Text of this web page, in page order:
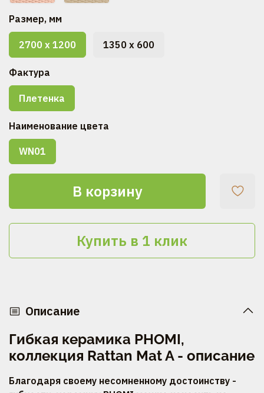
В корзину
Купить в 1 клик
Размер, мм
2700 x 1200 1350 x 600
Фактура
Плетенка
Наименование цвета
WN01
Описание
Гибкая керамика PHOMI,
коллекция Rattan Mat A - описание
Благодаря своему несомненному достоинству -